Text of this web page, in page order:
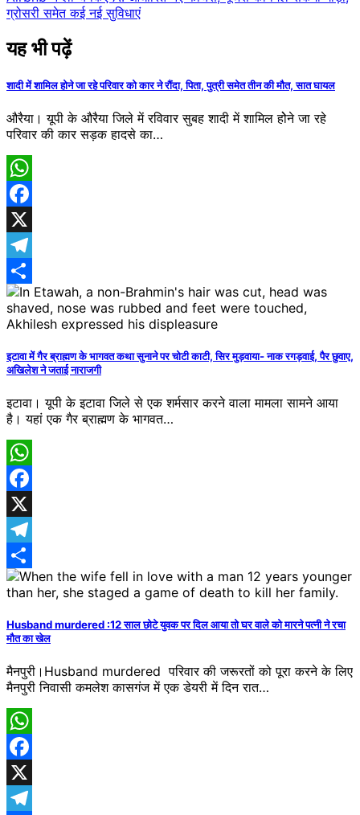
ग्रोसरी समेत कई नई सुविधाएं
यह भी पढ़ें
शादी में शामिल होने जा रहे परिवार को कार ने रौंदा, पिता, पुत्री समेत तीन की मौत, सात घायल
औरैया। यूपी के औरैया जिले में रविवार सुबह शादी में शामिल होेने जा रहे
परिवार की कार सड़क हादसे का…
WhatsApp
Facebook
X
Telegram
Share
इटावा में गैर ब्राह्मण के भागवत कथा सुनाने पर चोटी काटी, सिर मुड़वाया- नाक रगड़वाई, पैर छुवाए,
अखिलेश ने जताई नाराजगी
इटावा। यूपी के इटावा जिले से एक शर्मसार करने वाला मामला सामने आया
है। यहां एक गैर ब्राह्मण के भागवत…
WhatsApp
Facebook
X
Telegram
Share
Husband murdered :12 साल छोटे युवक पर दिल आया तो घर वाले को मारने प​त्नी ने रचा
मौत का खेल
मैनपुरी।Husband murdered परिवार की जरूरतों को पूरा करने के लिए
मैनपुरी निवासी कमलेश कासगंज में एक डेयरी में दिन रात…
WhatsApp
Facebook
X